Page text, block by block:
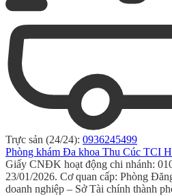
Trực sản (24/24): 0936245499
Phòng khám Đa khoa Thu Cúc TCI
Giấy CNĐK hoạt động chi nhánh:
23/01/2026. Cơ quan cấp: Phòng
doanh nghiệp – Sở Tài chính thành